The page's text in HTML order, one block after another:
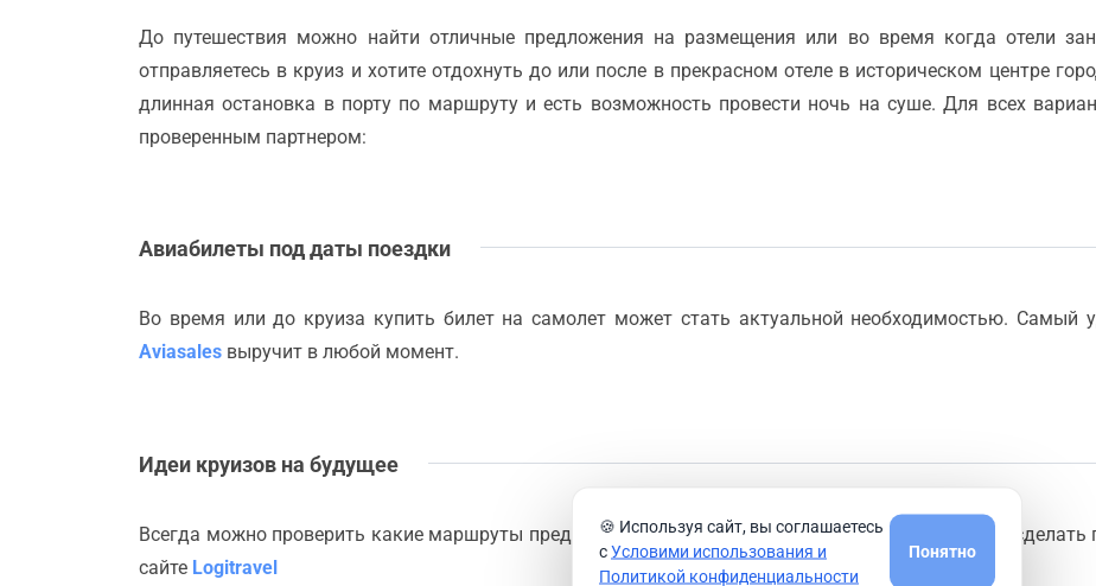
До путешествия можно найти отличные предложения на размещения или во время когда отели
отправляетесь в круиз и хотите отдохнуть до или после в прекрасном отеле в историческом центре
длинная остановка в порту по маршруту и есть возможность провести ночь на суше. Для всех
проверенным партнером:
Авиабилеты под даты поездки
Во время или до круиза купить билет на самолет может стать актуальной необходимостью. Самый
Aviasales выручит в любой момент.
Идеи круизов на будущее
Всегда можно проверить какие маршруты предлагают круизные компании из порта
или
сайте Logitravel
🍪 Используя сайт, вы соглашаетесь
сУсловими использования и
Политикой конфиденциальности
Понятно